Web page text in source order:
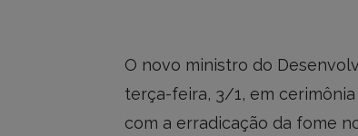
O novo ministro do
terça-feira, 3/1, em
com a erradicação da fome